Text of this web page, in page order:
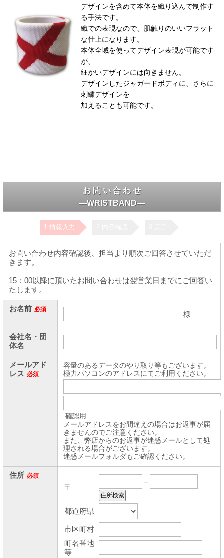
デザインを含めて本体を織り込んで制作す
る手法です。
織での表現なので、肌触りのいいフラット
な仕上になります。
本体全域を使ってデザイン表現が可能です
が、
細かいデザインには向きません。
デザインしたジャガードボディに、さらに
刺繍デザインを
加えることも可能です。